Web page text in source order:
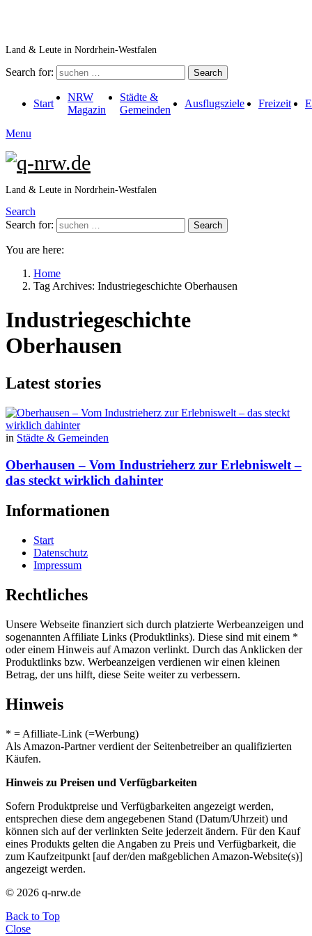
Land & Leute in Nordrhein-Westfalen
Search for: Search
Start
NRW
Magazin
Städte &
Gemeinden
Ausflugsziele Freizeit
Menu
Land & Leute in Nordrhein-Westfalen
Search
Search for:
Search
You are here:
Home
Tag Archives: Industriegeschichte Oberhausen
Industriegeschichte
Oberhausen
Latest stories
in Städte & Gemeinden
Oberhausen – Vom Industrieherz zur Erlebniswelt –
das steckt wirklich dahinter
Informationen
Start
Datenschutz
Impressum
Rechtliches
Unsere Webseite finanziert sich durch platzierte Werbeanzeigen und
sogenannten Affiliate Links (Produktlinks). Diese sind mit einem *
oder einem Hinweis auf Amazon verlinkt. Durch das Anklicken der
Produktlinks bzw. Werbeanzeigen verdienen wir einen kleinen
Betrag, der uns hilft, diese Seite weiter zu verbessern.
Hinweis
* = Afilliate-Link (=Werbung)
Als Amazon-Partner verdient der Seitenbetreiber an qualifizierten
Käufen.
Hinweis zu Preisen und Verfügbarkeiten
Sofern Produktpreise und Verfügbarkeiten angezeigt werden,
entsprechen diese dem angegebenen Stand (Datum/Uhrzeit) und
können sich auf der verlinkten Seite jederzeit ändern. Für den Kauf
eines Produkts gelten die Angaben zu Preis und Verfügbarkeit, die
zum Kaufzeitpunkt [auf der/den maßgeblichen Amazon-Website(s)]
angezeigt werden.
© 2026 q-nrw.de
Back to Top
Close